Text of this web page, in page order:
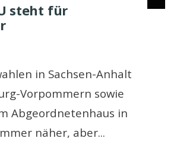
steht für
in Sachsen-Anhalt
Vorpommern sowie
Abgeordnetenhaus in
näher, aber...